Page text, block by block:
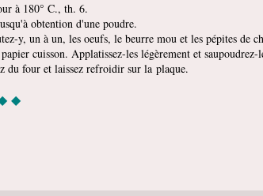
à 180° C., th. 6.
obtention d'une poudre.
y, un à un, les oeufs, le beurre mou et les pépites de
cuisson. Applatissez-les légèrement et saupoudrez-
du four et laissez refroidir sur la plaque.
◆